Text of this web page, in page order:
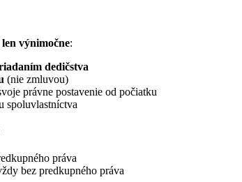
len výnimočne:
dedičstva
(nie zmluvou)
právne postavenie od počiatku
spoluvlastníctva
práva
bez predkupného práva